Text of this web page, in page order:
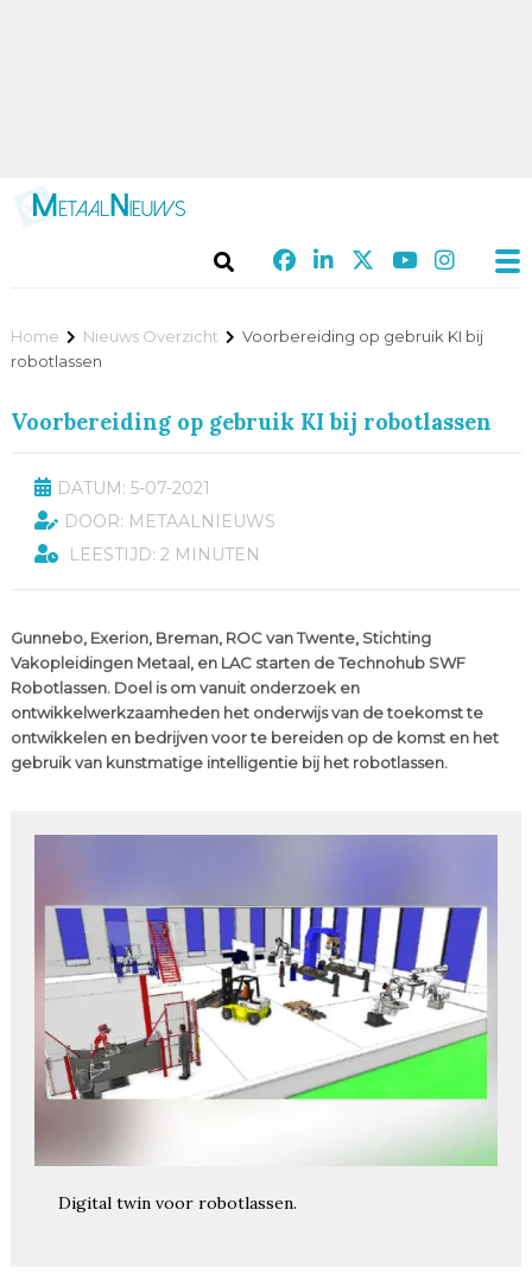
Home Nieuws Overzicht
Voorbereiding op gebruik KI bij
robotlassen
Voorbereiding op gebruik KI bij robotlassen
DATUM: 5-07-2021
DOOR: METAALNIEUWS
LEESTIJD: 2 MINUTEN
Gunnebo, Exerion, Breman, ROC van Twente, Stichting
Vakopleidingen Metaal, en LAC starten de Technohub SWF
Robotlassen. Doel is om vanuit onderzoek en
ontwikkelwerkzaamheden het onderwijs van de toekomst te
ontwikkelen en bedrijven voor te bereiden op de komst en het
gebruik van kunstmatige intelligentie bij het robotlassen.
Digital twin voor robotlassen.